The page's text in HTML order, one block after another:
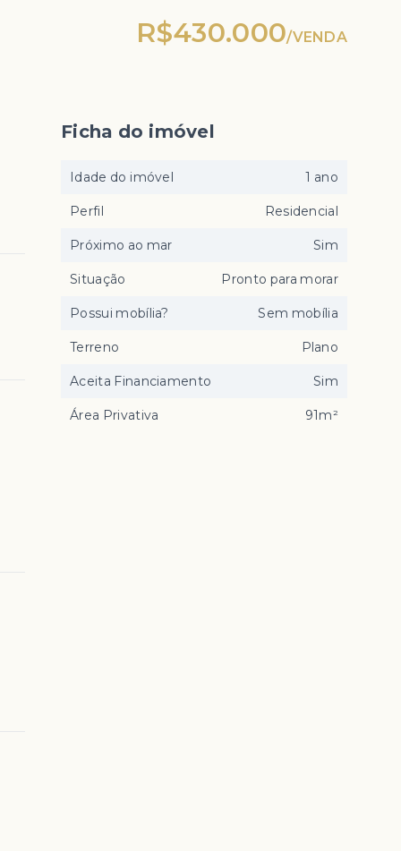
R$430.000/VENDA
Ficha do imóvel
Idade do imóvel 1 ano
Perfil Residencial
Próximo ao mar Sim
Situação Pronto para morar
Possui mobília? Sem mobília
Terreno Plano
Aceita Financiamento Sim
Área Privativa 91m²